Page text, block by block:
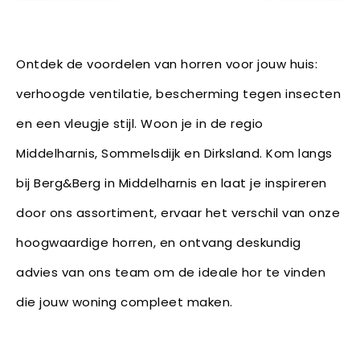
Ontdek de voordelen van horren voor jouw huis:
verhoogde ventilatie, bescherming tegen insecten
en een vleugje stijl. Woon je in de regio
Middelharnis, Sommelsdijk en Dirksland. Kom langs
bij Berg&Berg in Middelharnis en laat je inspireren
door ons assortiment, ervaar het verschil van onze
hoogwaardige horren, en ontvang deskundig
advies van ons team om de ideale hor te vinden
die jouw woning compleet maken.